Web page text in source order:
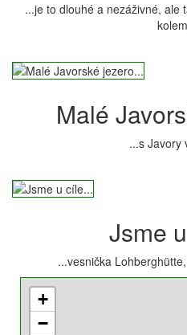
...je to dlouhé a nezáživné,
Malé
...s Javory
Jsme
...vesnička
+
−